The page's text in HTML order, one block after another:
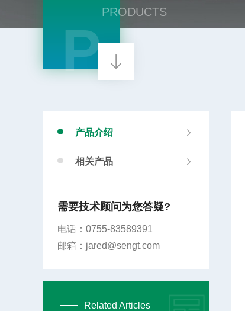
PRODUCTS
P
产品介绍
相关产品
需要技术顾问为您答疑?
电话：0755-83589391
邮箱：jared@sengt.com
Related Articles